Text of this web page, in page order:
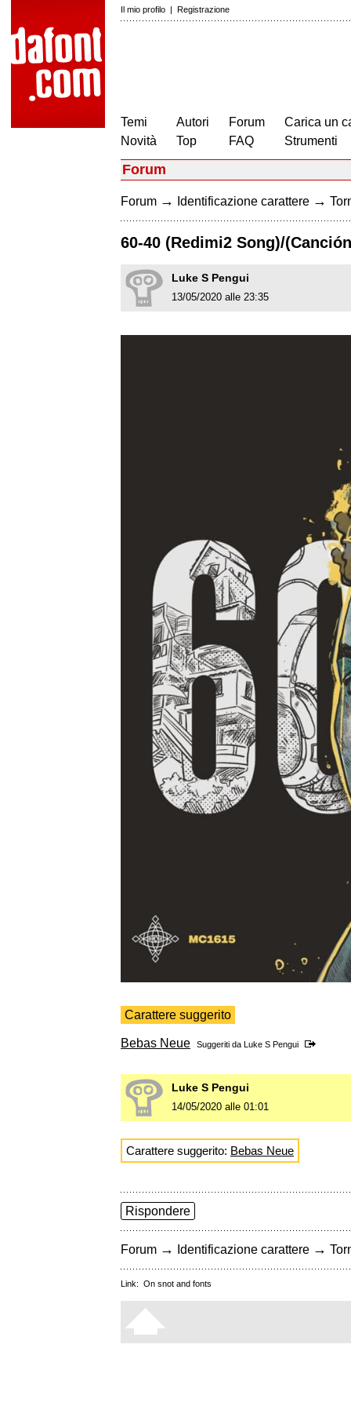
Il mio profilo | Registrazione
Temi
Novità
Autori
Top
Forum
FAQ
Carica un
Strumenti
Forum
Forum → Identificazione carattere →
60-40 (Redimi2 Song)/
Luke S Pengui
13/05/2020 alle 23:35
Carattere suggerito
Bebas Neue Suggeriti da Luke S Pengui
Luke S Pengui
14/05/2020 alle 01:01
Carattere suggerito: Bebas Neue
Rispondere
Forum → Identificazione carattere →
Link: On snot and fonts